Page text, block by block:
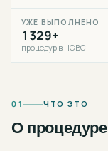
УЖЕ ВЫПОЛНЕНО
1329+
процедур в НСВС
01 ЧТО ЭТО
О процедуре